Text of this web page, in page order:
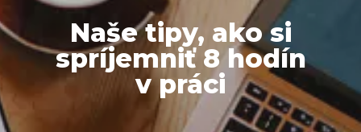
Naše tipy, ako si
spríjemniť 8 hodín
v práci